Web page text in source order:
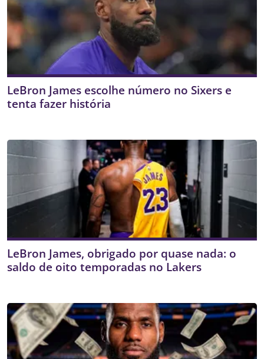
LeBron James escolhe número no Sixers e
tenta fazer história
LeBron James, obrigado por quase nada: o
saldo de oito temporadas no Lakers